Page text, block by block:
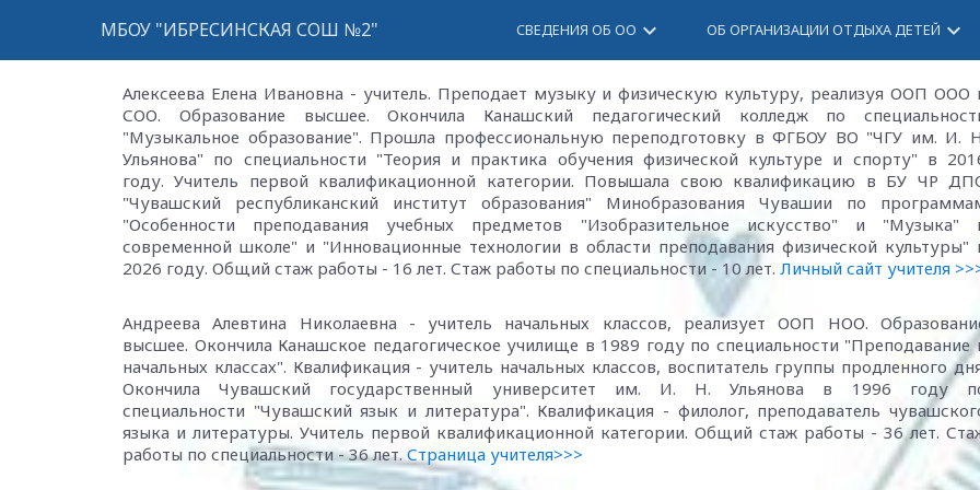
МБОУ "ИБРЕСИНСКАЯ СОШ №2" СВЕДЕНИЯ ОБ ОО keyboard_arrow_down ОБ ОРГАНИЗАЦИИ ОТДЫХА ДЕТЕЙ keyboard_arrow_down
Алексеева Елена Ивановна - учитель. Преподает музыку и физическую культуру, реализуя ООП ООО
СОО. Образование высшее. Окончила Канашский педагогический колледж по
"Музыкальное образование". Прошла профессиональную переподготовку в ФГБОУ ВО "ЧГУ им. И.
Ульянова" по специальности "Теория и практика обучения физической культуре и спорту" в
году. Учитель первой квалификационной категории. Повышала свою квалификацию в БУ ЧР
"Чувашский республиканский институт образования" Минобразования Чувашии по
"Особенности преподавания учебных предметов "Изобразительное искусство" и "Музыка"
современной школе" и "Инновационные технологии в области преподавания физической культуры"
2026 году. Общий стаж работы - 16 лет. Стаж работы по специальности - 10 лет. Личный сайт учителя
Андреева Алевтина Николаевна - учитель начальных классов, реализует ООП НОО.
высшее. Окончила Канашское педагогическое училище в 1989 году по специальности "Преподавание
начальных классах". Квалификация - учитель начальных классов, воспитатель группы продленного
Окончила Чувашский государственный университет им. И. Н. Ульянова в 1996 году
специальности "Чувашский язык и литература". Квалификация - филолог, преподаватель
языка и литературы. Учитель первой квалификационной категории. Общий стаж работы - 36 лет.
работы по специальности - 36 лет.Страница учителя>>>